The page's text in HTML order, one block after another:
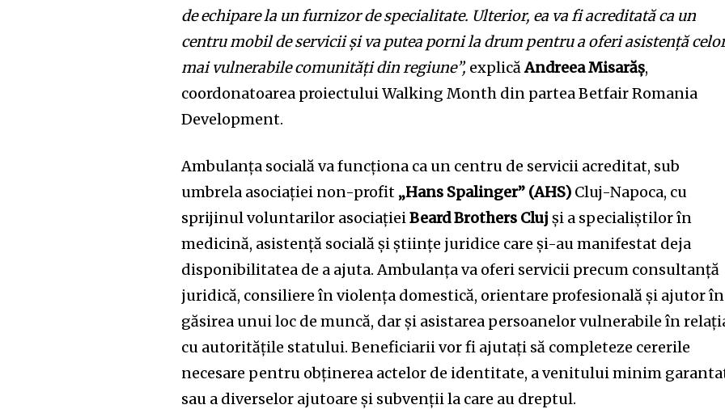
de echipare la un furnizor de specialitate. Ulterior, ea va fi acreditată ca un
centru mobil de servicii și va putea porni la drum pentru a oferi asistență
mai vulnerabile comunități din regiune”, explicăAndreea Misarăș,
coordonatoarea proiectului Walking Month din partea Betfair Romania
Development.
Ambulanța socială va funcționa ca un centru de servicii acreditat, sub
umbrela asociației non-profit „Hans Spalinger” (AHS) Cluj-Napoca, cu
sprijinul voluntarilor asociațieiBeard Brothers Cluj și a specialiștilor în
medicină, asistență socială și științe juridice care și-au manifestat deja
disponibilitatea de a ajuta. Ambulanța va oferi servicii precum consultanță
juridică, consiliere în violența domestică, orientare profesională și ajutor în
găsirea unui loc de muncă, dar și asistarea persoanelor vulnerabile în
cu autoritățile statului. Beneficiarii vor fi ajutați să completeze cererile
necesare pentru obținerea actelor de identitate, a venitului minim
sau a diverselor ajutoare și subvenții la care au dreptul.